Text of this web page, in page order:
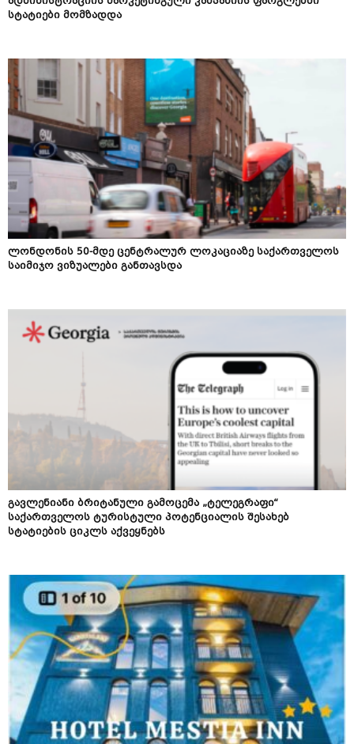
სტატიები მომზადდა
ლონდონის 50-მდე ცენტრალურ ლოკაციაზე საქართველოს
საიმიჯო ვიზუალები განთავსდა
გავლენიანი ბრიტანული გამოცემა „ტელეგრაფი“
საქართველოს ტურისტული პოტენციალის შესახებ
სტატიების ციკლს აქვეყნებს